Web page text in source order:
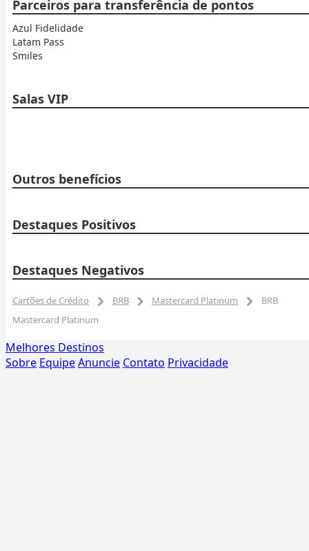
Parceiros para transferência de pontos
Azul Fidelidade
Latam Pass
Smiles
Salas VIP
Outros benefícios
Destaques Positivos
Destaques Negativos
Cartões de Crédito BRB Mastercard Platinum
BRB
Mastercard Platinum
Melhores Destinos
Sobre EquipeAnuncie Contato Privacidade